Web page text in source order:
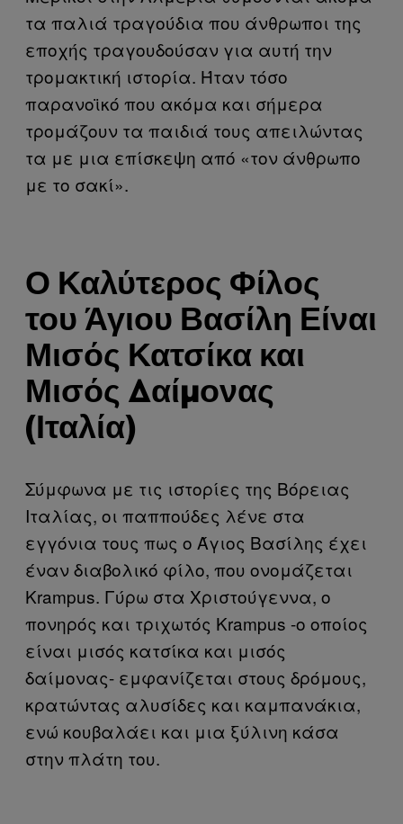
τα παλιά τραγούδια που άνθρωποι της
εποχής τραγουδούσαν για αυτή την
τρομακτική ιστορία. Ήταν τόσο
παρανοϊκό που ακόμα και σήμερα
τρομάζουν τα παιδιά τους απειλώντας
τα με μια επίσκεψη από «τον άνθρωπο
με το σακί».
Ο Καλύτερος Φίλος
του Άγιου Βασίλη Είναι
Μισός Κατσίκα και
Μισός Δαίμονας
(Ιταλία)
Σύμφωνα με τις ιστορίες της Βόρειας
Ιταλίας, οι παππούδες λένε στα
εγγόνια τους πως ο Άγιος Βασίλης έχει
έναν διαβολικό φίλο, που ονομάζεται
Krampus. Γύρω στα Χριστούγεννα, ο
πονηρός και τριχωτός Krampus -ο οποίος
είναι μισός κατσίκα και μισός
δαίμονας- εμφανίζεται στους δρόμους,
κρατώντας αλυσίδες και καμπανάκια,
ενώ κουβαλάει και μια ξύλινη κάσα
στην πλάτη του.